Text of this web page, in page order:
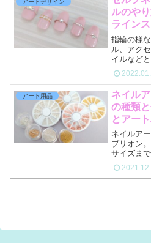
ルフネイ
ルのや
ライン
リーネ
指輪の様
ル、アク
イルなど
ェルなど
ネイラー
そんなセ
て欲しい
アート用品
ネイル
の種類
とアー
ジナル
ネイルア
ブリオン
サイズま
ョンもメ
物やカラ